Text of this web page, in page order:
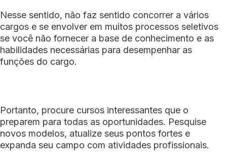
Nesse sentido, não faz sentido concorrer a vários
cargos e se envolver em muitos processos seletivos
se você não fornecer a base de conhecimento e as
habilidades necessárias para desempenhar as
funções do cargo.
Portanto, procure cursos interessantes que o
preparem para todas as oportunidades. Pesquise
novos modelos, atualize seus pontos fortes e
expanda seu campo com atividades profissionais.